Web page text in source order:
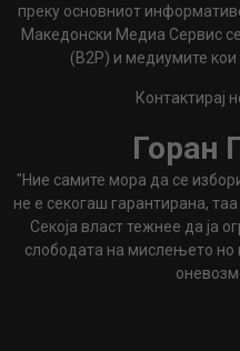
преку основниот
Македонски Медиа Сервис
(B2P) и медиумите кои
Контактирај
Горан
"Ние самите мора да се
не е секогаш гарантирана,
Секоја власт тежнее да ја
слободата на мислењето